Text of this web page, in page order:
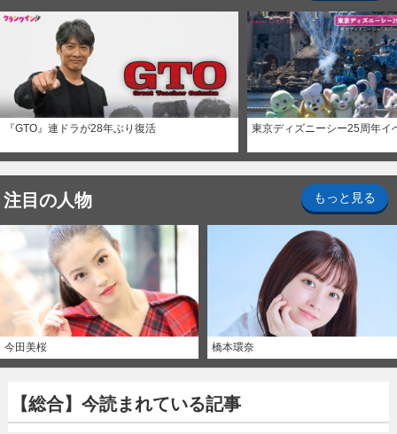
『GTO』連ドラが28年ぶり復活 東京ディズニーシー25周年イ
注目の人物 もっと見る
今田美桜 橋本環奈
【総合】今読まれている記事